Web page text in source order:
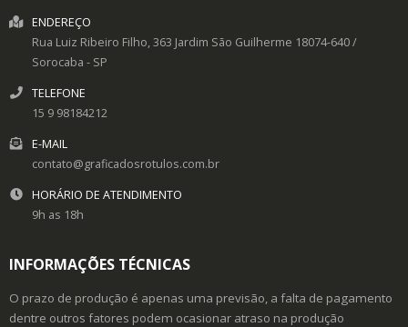
ENDEREÇO
Rua Luiz Ribeiro Filho, 363 Jardim São Guilherme 18074-640/
Sorocaba - SP
TELEFONE
15 9 98184212
E-MAIL
contato@graficadosrotulos.com.br
HORÁRIO DE ATENDIMENTO
9h as 18h
INFORMAÇÕES TÉCNICAS
O prazo de produção é apenas uma previsão, a falta de pagamento
dentre outros fatores podem ocasionar atraso na produção